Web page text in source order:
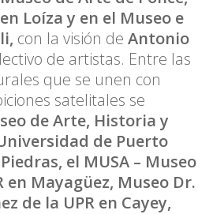
Loíza y en el Museo e
con la visión de Antonio
de artistas. Entre las
que se unen con
satelitales se
de Arte, Historia y
de Puerto
el MUSA – Museo
en Mayagüez, Museo Dr.
de la UPR en Cayey,